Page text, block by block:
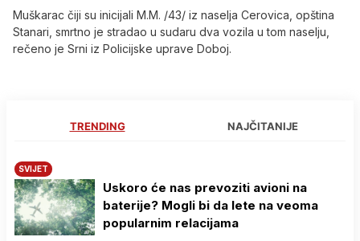
Muškarac čiji su inicijali M.M. /43/ iz naselja Cerovica, opština
Stanari, smrtno je stradao u sudaru dva vozila u tom naselju,
rečeno je Srni iz Policijske uprave Doboj.
TRENDING NAJČITANIJE
SVIJET
Uskoro će nas prevoziti avioni na
baterije? Mogli bi da lete na veoma
popularnim relacijama